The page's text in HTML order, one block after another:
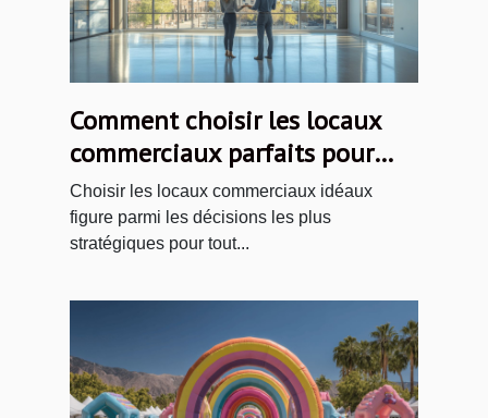
Comment choisir les locaux
commerciaux parfaits pour
votre entreprise
Choisir les locaux commerciaux idéaux
figure parmi les décisions les plus
stratégiques pour tout...